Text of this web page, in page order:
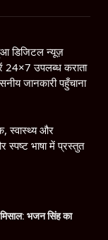
डिजिटल न्यूज़
24×7 उपलब्ध कराता
जानकारी पहुँचाना
स्वास्थ्य और
स्पष्ट भाषा में प्रस्तुत
मिसाल: भजन सिंह का